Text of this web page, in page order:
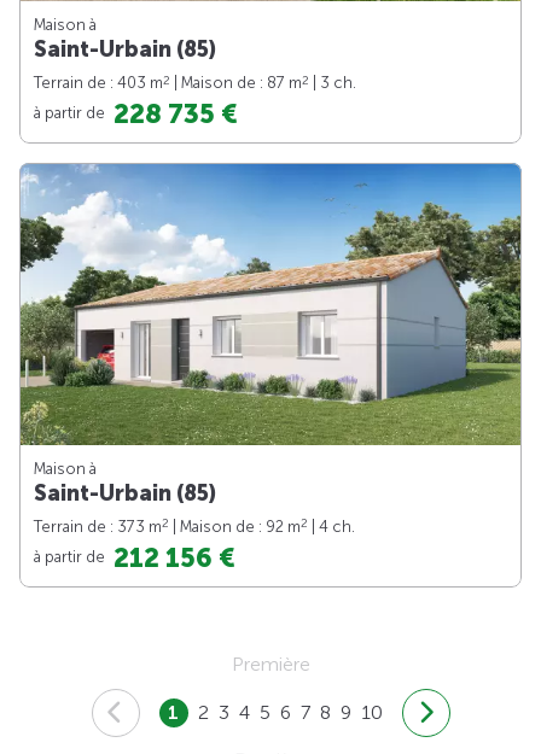
Maison à
Saint-Urbain (85)
Terrain de : 403 m2 | Maison de : 87 m2
| 3 ch.
à partir de 228 735 €
Maison à
Saint-Urbain (85)
Terrain de : 373 m2 | Maison de : 92 m2
| 4 ch.
à partir de 212 156 €
Première
1 2 3 4 5 6 7 8 9 10